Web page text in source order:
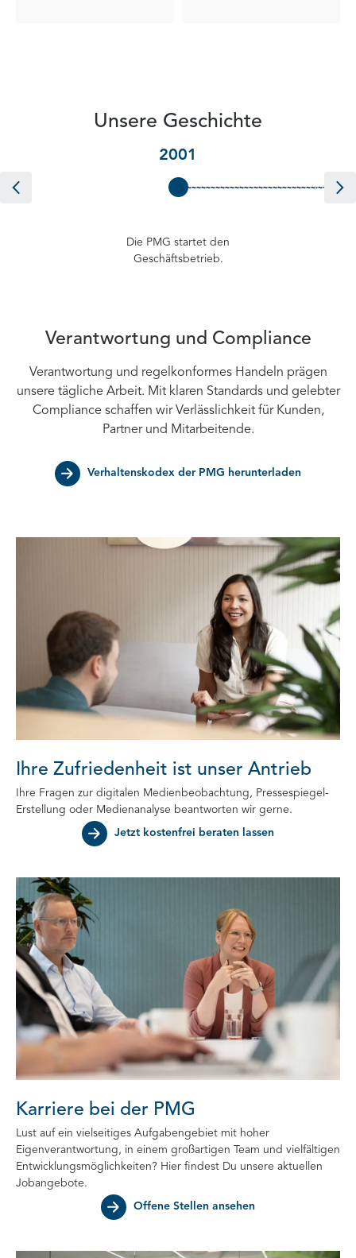
Unsere Geschichte
2001
Die PMG startet den
Geschäftsbetrieb.
Verantwortung und Compliance
Verantwortung und regelkonformes Handeln prägen
unsere tägliche Arbeit. Mit klaren Standards und gelebter
Compliance schaffen wir Verlässlichkeit für Kunden,
Partner und Mitarbeitende.
Verhaltenskodex der PMG herunterladen
Ihre Zufriedenheit ist unser Antrieb
Ihre Fragen zur digitalen Medienbeobachtung, Pressespiegel-
Erstellung oder Medienanalyse beantworten wir gerne.
Jetzt kostenfrei beraten lassen
Karriere bei der PMG
Lust auf ein vielseitiges Aufgabengebiet mit hoher
Eigenverantwortung, in einem großartigen Team und vielfältigen
Entwicklungsmöglichkeiten? Hier findest Du unsere aktuellen
Jobangebote.
Offene Stellen ansehen